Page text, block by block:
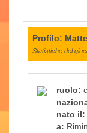
Profilo:
Statistiche del
ruolo:
nato il:
a: